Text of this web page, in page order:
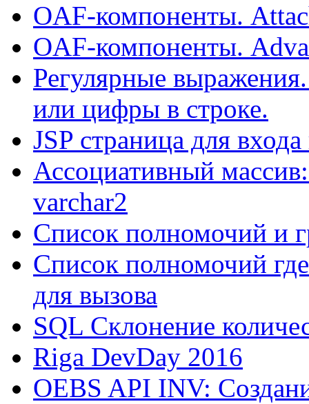
OAF-компоненты.
OAF-компоненты.
Регулярные
или цифры в строке.
JSP страница для
Ассоциативный
varchar2
Список полномочий и
Список полномочий
для вызова
SQL Склонение
Riga DevDay 2016
OEBS API INV: